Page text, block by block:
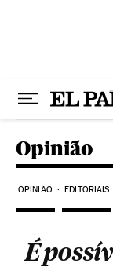
Opinião
OPINIÃO EDITORIAIS
É